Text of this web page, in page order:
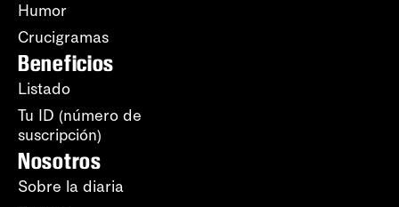
Humor
Crucigramas
Beneficios
Listado
Tu ID (número de
suscripción)
Nosotros
Sobre la diaria